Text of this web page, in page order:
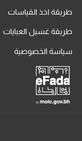
طريقة اخذ القياسات
طريقة غسيل العبايات
سياسة الخصوصية